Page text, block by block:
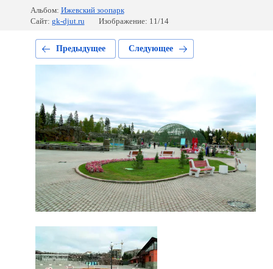
Альбом: Ижевский зоопарк
Сайт: gk-djut.ru Изображение: 11/14
Предыдущее Следующее